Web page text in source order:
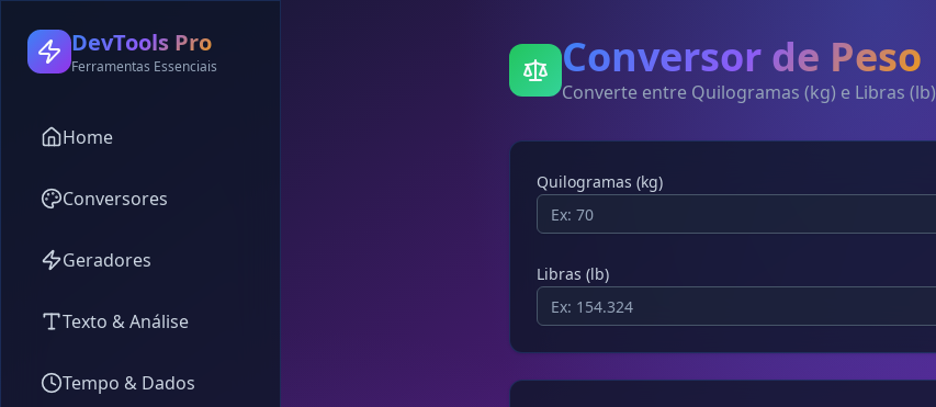
DevTools Pro
Ferramentas Essenciais
Home
Conversores
Geradores
Texto & Análise
Tempo & Dados
Conversor de Peso
Converte entre Quilogramas (kg) e Libras (lb)
Quilogramas (kg)
Libras (lb)